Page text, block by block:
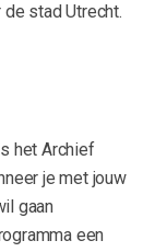
de stad Utrecht.
het Archief
je met jouw
gaan
een